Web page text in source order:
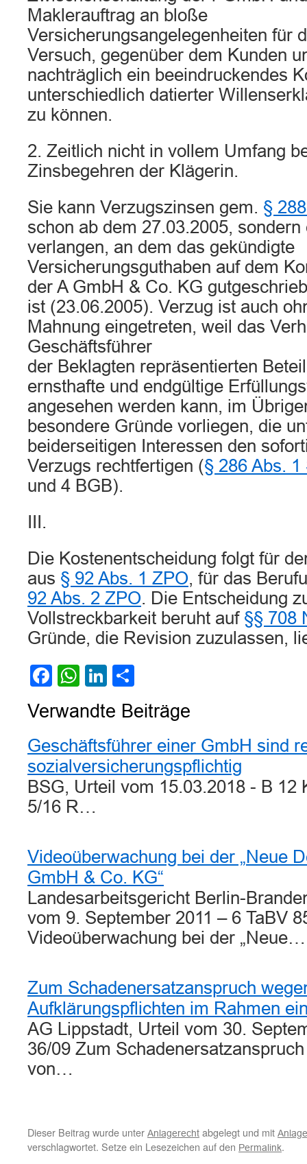
Maklerauftrag an bloße
Versicherungsangelegenheiten für
Versuch, gegenüber dem Kunden
nachträglich ein beeindruckendes
unterschiedlich datierter
zu können.
2. Zeitlich nicht in vollem Umfang
Zinsbegehren der Klägerin.
Sie kann Verzugszinsen gem. §
schon ab dem 27.03.2005, sondern
verlangen, an dem das gekündigte
Versicherungsguthaben auf dem
der A GmbH & Co. KG
ist (23.06.2005). Verzug ist auch
Mahnung eingetreten, weil das
Geschäftsführer
der Beklagten repräsentierten
ernsthafte und endgültige
angesehen werden kann, im
besondere Gründe vorliegen, die
beiderseitigen Interessen den
Verzugs rechtfertigen (§ 286 Abs.
und 4 BGB).
III.
Die Kostenentscheidung folgt für
aus § 92 Abs. 1 ZPO, für das
92 Abs. 2 ZPO. Die Entscheidung
Vollstreckbarkeit beruht auf §§ 708
Gründe, die Revision zuzulassen,
Facebook
WhatsApp
LinkedIn
Verwandte Beiträge
Geschäftsführer einer GmbH sind
sozialversicherungspflichtig
BSG, Urteil vom 15.03.2018 - B 12
5/16 R…
Videoüberwachung bei der „Neue
GmbH & Co. KG“
Landesarbeitsgericht Berlin-
vom 9. September 2011 – 6 TaBV
Videoüberwachung bei der „Neue…
Zum Schadenersatzanspruch
Aufklärungspflichten im Rahmen
AG Lippstadt, Urteil vom 30.
36/09 Zum
von…
Dieser Beitrag wurde unter Anlagerecht abgelegt und mit
verschlagwortet. Setze ein Lesezeichen auf den Permalink.